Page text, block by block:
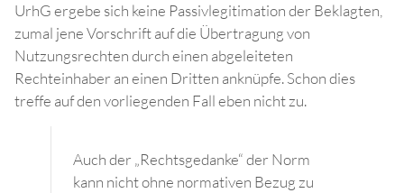
UrhG ergebe sich keine Passivlegitimation der Beklagten,
zumal jene Vorschrift auf die Übertragung von
Nutzungsrechten durch einen abgeleiteten
Rechteinhaber an einen Dritten anknüpfe. Schon dies
treffe auf den vorliegenden Fall eben nicht zu.
Auch der „Rechtsgedanke“ der Norm
kann nicht ohne normativen Bezug zu